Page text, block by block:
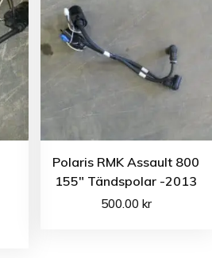
Polaris RMK Assault 800
155″ Tändspolar -2013
500.00 kr